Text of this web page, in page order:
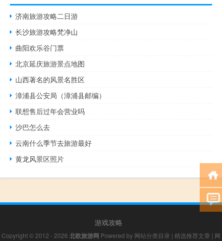
济南旅游攻略二日游
长沙旅游攻略梵净山
曲阳欢乐谷门票
北京延庆旅游景点地图
山西著名的风景名胜区
漳浦县公安局（漳浦县邮编）
联想售后过年会营业吗
沙巴怎么去
云南什么季节去旅游最好
黄龙风景区照片
游戏攻略
Copyright © 2012 - 2026 北欧旅游网 Powered by 网站分类目录 | 精选推荐文章 | 网